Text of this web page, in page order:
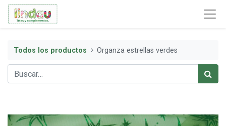
Todos los productos Organza estrellas verdes